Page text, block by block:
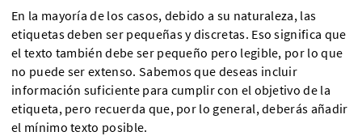
En la mayoría de los casos, debido a su naturaleza, las
etiquetas deben ser pequeñas y discretas. Eso significa que
el texto también debe ser pequeño pero legible, por lo que
no puede ser extenso. Sabemos que deseas incluir
información suficiente para cumplir con el objetivo de la
etiqueta, pero recuerda que, por lo general, deberás añadir
el mínimo texto posible.